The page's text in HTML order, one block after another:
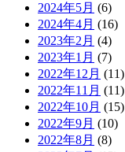
2024年5月 (6)
2024年4月 (16)
2023年2月 (4)
2023年1月 (7)
2022年12月 (11)
2022年11月 (11)
2022年10月 (15)
2022年9月 (10)
2022年8月 (8)